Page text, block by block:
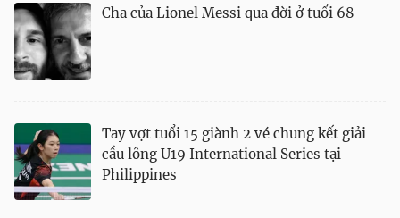
Cha của Lionel Messi qua đời ở tuổi 68
Tay vợt tuổi 15 giành 2 vé chung kết giải
cầu lông U19 International Series tại
Philippines